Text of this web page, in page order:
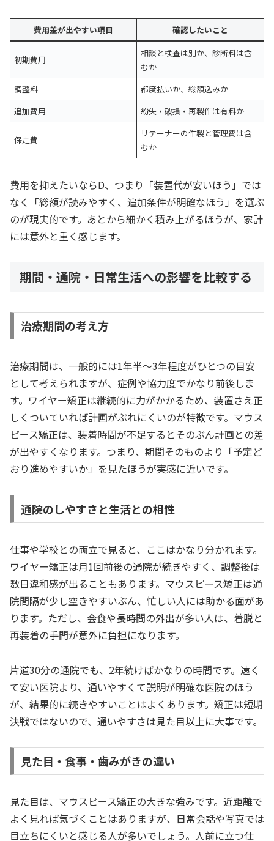
費用差が出やすい項目 確認したいこと
初期費用
相談と検査は別か、診断料は含
むか
調整料
都度払いか、総額込みか
追加費用
紛失・破損・再製作は有料か
保定費
リテーナーの作製と管理費は含
むか
費用を抑えたいならD、つまり「装置代が安いほう」では
なく「総額が読みやすく、追加条件が明確なほう」を選ぶ
のが現実的です。あとから細かく積み上がるほうが、家計
には意外と重く感じます。
期間・通院・日常生活への影響を比較する
治療期間の考え方
治療期間は、一般的には1年半〜3年程度がひとつの目安
として考えられますが、症例や協力度でかなり前後しま
す。ワイヤー矯正は継続的に力がかかるため、装置さえ正
しくついていれば計画がぶれにくいのが特徴です。マウス
ピース矯正は、装着時間が不足するとそのぶん計画との差
が出やすくなります。つまり、期間そのものより「予定ど
おり進めやすいか」を見たほうが実感に近いです。
通院のしやすさと生活との相性
仕事や学校との両立で見ると、ここはかなり分かれます。
ワイヤー矯正は月1回前後の通院が続きやすく、調整後は
数日違和感が出ることもあります。マウスピース矯正は通
院間隔が少し空きやすいぶん、忙しい人には助かる面があ
ります。ただし、会食や長時間の外出が多い人は、着脱と
再装着の手間が意外に負担になります。
片道30分の通院でも、2年続けばかなりの時間です。遠く
て安い医院より、通いやすくて説明が明確な医院のほう
が、結果的に続きやすいことはよくあります。矯正は短期
決戦ではないので、通いやすさは見た目以上に大事です。
見た目・食事・歯みがきの違い
見た目は、マウスピース矯正の大きな強みです。近距離で
よく見れば気づくことはありますが、日常会話や写真では
目立ちにくいと感じる人が多いでしょう。人前に立つ仕